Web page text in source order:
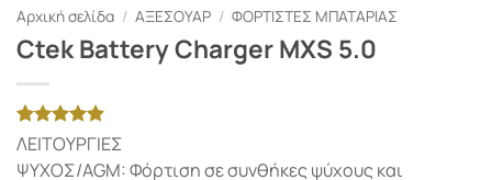
Αρχική σελίδα / ΑΞΕΣΟΥΑΡ / ΦΟΡΤΙΣΤΕΣ ΜΠΑΤΑΡΙΑΣ
Ctek Battery Charger MXS 5.0
Βαθμολογήθηκε
από 5
με βάση
1
ΛΕΙΤΟΥΡΓΙΕΣ
ΨΥΧΟΣ/AGM: Φόρτιση σε συνθήκες ψύχους και